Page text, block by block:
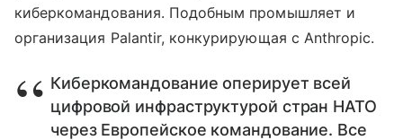
киберкомандования. Подобным промышляет и
организация Palantir, конкурирующая с Anthropic.
Киберкомандование оперирует всей
цифровой инфраструктурой стран НАТО
через Европейское командование. Все